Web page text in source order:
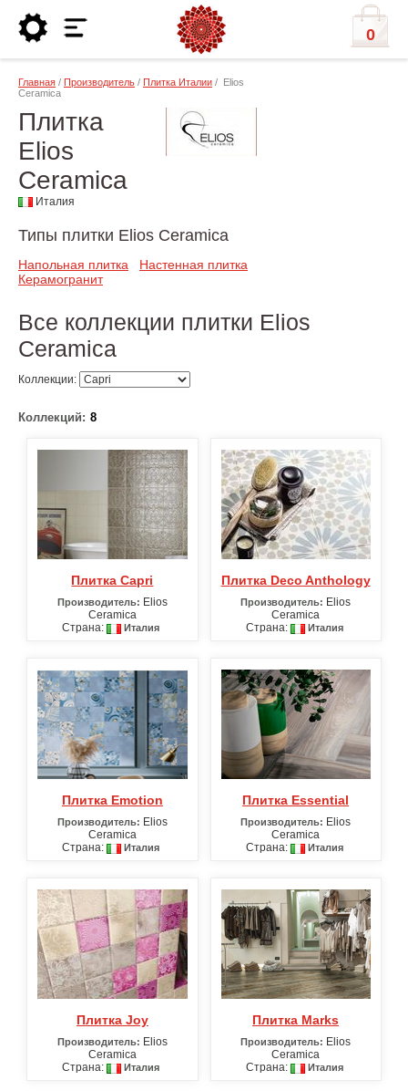
0
Главная / Производитель / Плитка Италии / Elios
Ceramica
Плитка
Elios
Ceramica
Италия
Типы плитки Elios Ceramica
Напольная плитка
Настенная плитка
Керамогранит
Все коллекции плитки Elios
Ceramica
Коллекции:
Коллекций: 8
Плитка Capri
Производитель: Elios
Ceramica
Страна:
Италия
Плитка Deco Anthology
Производитель: Elios
Ceramica
Страна:
Италия
Плитка Emotion
Производитель: Elios
Ceramica
Страна:
Италия
Плитка Essential
Производитель: Elios
Ceramica
Страна:
Италия
Плитка Joy
Производитель: Elios
Ceramica
Страна:
Италия
Плитка Marks
Производитель: Elios
Ceramica
Страна:
Италия